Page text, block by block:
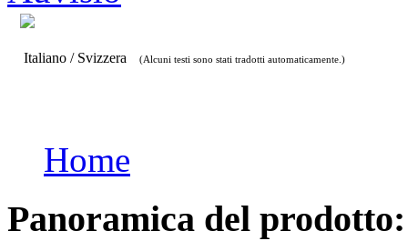
Italiano / Svizzera (Alcuni testi sono stati tradotti automaticamente.)
Home
Panoramica del prodotto: